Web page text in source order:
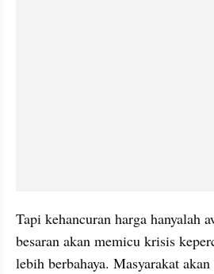
Tapi kehancuran harga hanyalah
besaran akan memicu krisis
lebih berbahaya. Masyarakat